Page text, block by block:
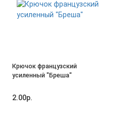
Крючок французский
усиленный "Бреша"
2.00р.